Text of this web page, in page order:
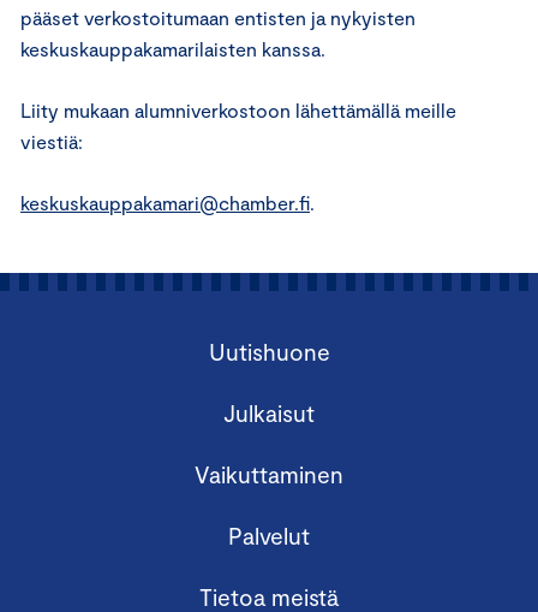
pääset verkostoitumaan entisten ja nykyisten
keskuskauppakamarilaisten kanssa.
Liity mukaan alumniverkostoon lähettämällä meille
viestiä:
keskuskauppakamari@chamber.fi.
Uutishuone
Julkaisut
Vaikuttaminen
Palvelut
Tietoa meistä